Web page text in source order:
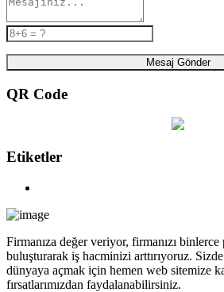
Mesaj Gönder
QR Code
Etiketler
Firmanıza değer veriyor, firmanızı
buluşturarak iş hacminizi arttırıyoruz.
dünyaya açmak için hemen web sitemize
fırsatlarımızdan faydalanabilirsiniz.